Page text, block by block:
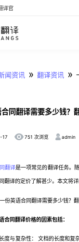
译官
闻资讯 » 翻译资讯 »
同翻译需要多少钱？
17 751 次浏览 admin
翻译是一项常见的翻译任务。
翻译的定价了解甚少。本文将
合同翻译价格的因素包括：
与复杂性： 文档的长度和复